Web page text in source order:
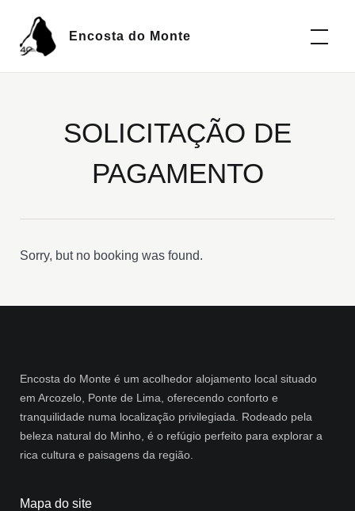
Encosta do Monte
SOLICITAÇÃO DE
PAGAMENTO
Sorry, but no booking was found.
Encosta do Monte é um acolhedor alojamento local situado
em Arcozelo, Ponte de Lima, oferecendo conforto e
tranquilidade numa localização privilegiada. Rodeado pela
beleza natural do Minho, é o refúgio perfeito para explorar a
rica cultura e paisagens da região.
Mapa do site